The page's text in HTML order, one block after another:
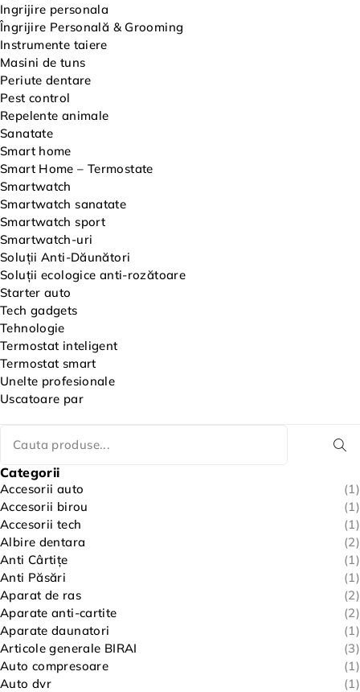
Ingrijire personala
Îngrijire Personală & Grooming
Instrumente taiere
Masini de tuns
Periute dentare
Pest control
Repelente animale
Sanatate
Smart home
Smart Home – Termostate
Smartwatch
Smartwatch sanatate
Smartwatch sport
Smartwatch-uri
Soluții Anti-Dăunători
Soluții ecologice anti-rozătoare
Starter auto
Tech gadgets
Tehnologie
Termostat inteligent
Termostat smart
Unelte profesionale
Uscatoare par
Categorii
Accesorii auto
(1)
Accesorii birou
(1)
Accesorii tech
(1)
Albire dentara
(2)
Anti Cârtițe
(1)
Anti Păsări
(1)
Aparat de ras
(2)
Aparate anti-cartite
(2)
Aparate daunatori
(1)
Articole generale BIRAI
(3)
Auto compresoare
(1)
Auto dvr
(1)